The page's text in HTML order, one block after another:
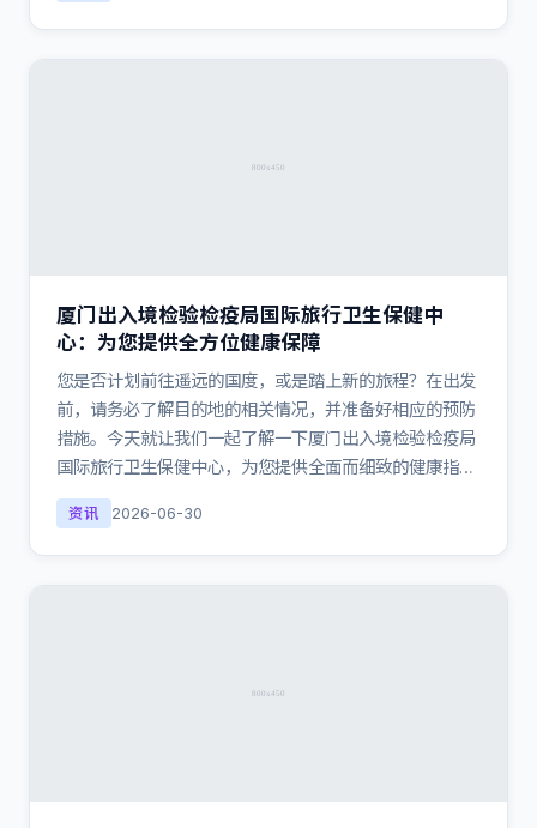
厦门出入境检验检疫局国际旅行卫生保健中
心：为您提供全方位健康保障
您是否计划前往遥远的国度，或是踏上新的旅程？在出发
前，请务必了解目的地的相关情况，并准备好相应的预防
措施。今天就让我们一起了解一下厦门出入境检验检疫局
国际旅行卫生保健中心，为您提供全面而细致的健康指…
资讯 2026-06-30